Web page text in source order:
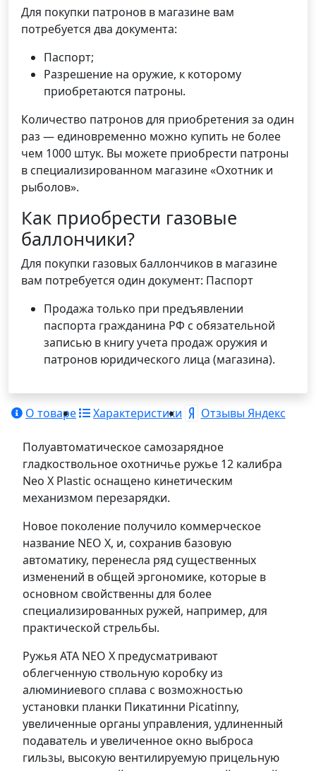
Для покупки патронов в магазине вам
потребуется два документа:
Паспорт;
Разрешение на оружие, к которому
приобретаются патроны.
Количество патронов для приобретения за один
раз — единовременно можно купить не более
чем 1000 штук. Вы можете приобрести патроны
в специализированном магазине «Охотник и
рыболов».
Как приобрести газовые
баллончики?
Для покупки газовых баллончиков в магазине
вам потребуется один документ: Паспорт
Продажа только при предъявлении
паспорта гражданина РФ с обязательной
записью в книгу учета продаж оружия и
патронов юридического лица (магазина).
О товаре Характеристики Отзывы Яндекс
Полуавтоматическое самозарядное
гладкоствольное охотничье ружье 12 калибра
Neo X Plastic оснащено кинетическим
механизмом перезарядки.
Новое поколение получило коммерческое
название NEO X, и, сохранив базовую
автоматику, перенесла ряд существенных
изменений в общей эргономике, которые в
основном свойственны для более
специализированных ружей, например, для
практической стрельбы.
Ружья ATA NEO X предусматривают
облегченную ствольную коробку из
алюминиевого сплава с возможностью
установки планки Пикатинни Picatinny,
увеличенные органы управления, удлиненный
подаватель и увеличенное окно выброса
гильзы, высокую вентилируемую прицельную